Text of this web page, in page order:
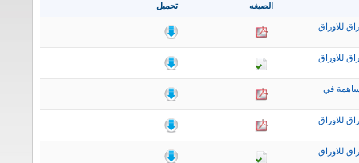
تحميل الصيغه
للاوراق
للاوراق
في
للاوراق
للاوراق